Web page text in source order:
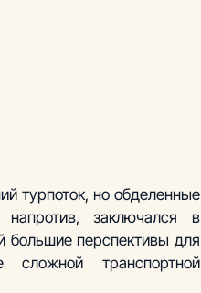
турпоток, но обделенные
напротив, заключался в
большие перспективы для
сложной транспортной